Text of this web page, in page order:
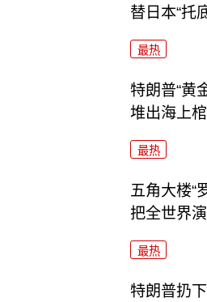
替日本“托底
最热
特朗普“黄
堆出海上
最热
五角大楼“
把全世界
最热
特朗普扔